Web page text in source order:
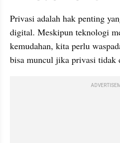
Privasi adalah hak penting
digital. Meskipun teknologi
kemudahan, kita perlu
bisa muncul jika privasi tidak